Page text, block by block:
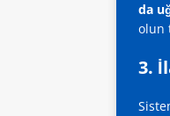
da
olun
3.